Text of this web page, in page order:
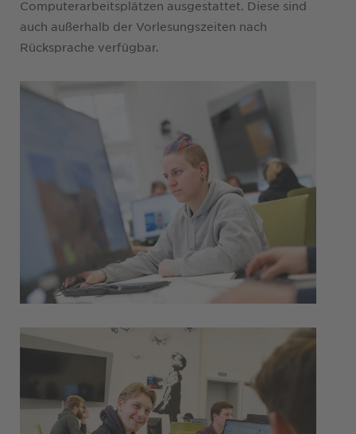
Computerarbeitsplätzen ausgestattet. Diese sind
auch außerhalb der Vorlesungszeiten nach
Rücksprache verfügbar.